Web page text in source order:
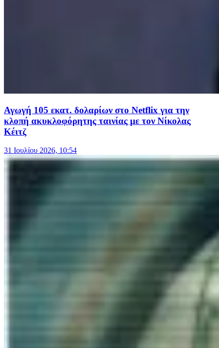
Αγωγή 105 εκατ. δολαρίων στο Netflix για την
κλοπή ακυκλοφόρητης ταινίας με τον Νίκολας
Κέιτζ
31 Ιουλίου 2026, 10:54